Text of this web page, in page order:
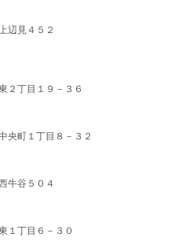
辺見４５２
２丁目１９－３６
町１丁目８－３２
牛谷５０４
１丁目６－３０